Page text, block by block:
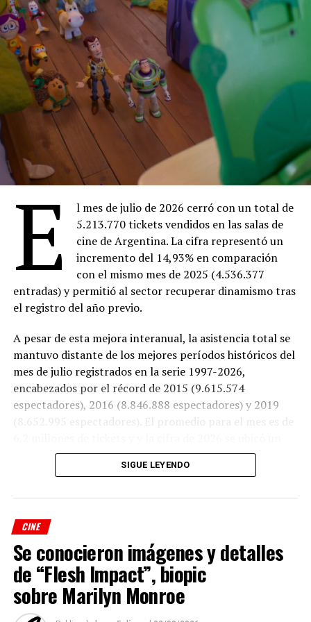
E
l mes de julio de 2026 cerró con un total de
5.213.770 tickets vendidos en las salas de
cine de Argentina. La cifra representó un
incremento del 14,93% en comparación
con el mismo mes de 2025 (4.536.377
entradas) y permitió al sector recuperar dinamismo tras
el registro del año previo.
A pesar de esta mejora interanual, la asistencia total se
mantuvo distante de los mejores períodos históricos del
mes de julio registrados en la serie 1997-2026,
encabezados por el récord de 2015 (9.615.574
espectadores), 2016 (8.846.888 espectadores) y 2019
(8.652.995 espectadores). El promedio para el mes es de
16% por debajo de ese número, en el puesto 24 sobre 31
registros desde 1997.
El top 10
El ranking mensual estuvo impulsado principalmente
por el cine animado y las franquicias familiares como
“Toy Story”, “Minions”, “Spider-Man” y “Moana”.
Dentro de la oferta dirigida a los adultos, “La odisea” fue
la gran ganadora en el tercer puesto, aunque 4 películas
SIGUE LEYENDO
CINE
Se conocieron imágenes y detalles
de “Flesh Impact”, biopic
sobre Marilyn Monroe